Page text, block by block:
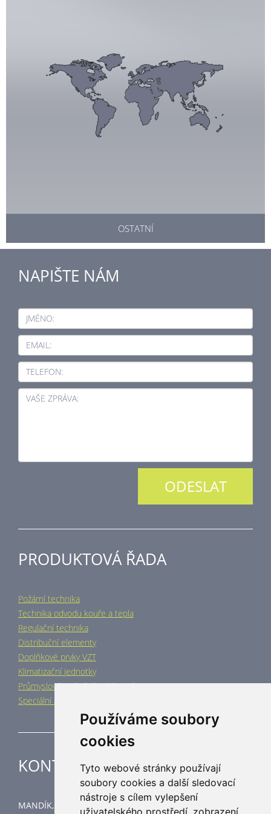
Používáme soubory
cookies
Tyto webové stránky používají
soubory cookies a další sledovací
nástroje s cílem vylepšení
uživatelského prostředí, zobrazení
OSTATNÍ
NAPIŠTE NÁM
JMÉNO:
EMAIL:
TELEFON:
VAŠE ZPRÁVA:
PRODUKTOVÁ ŘADA
Požární technika
Technika odvodu kouře a tepla
Regulační technika
Distribuční elementy
Doplňkové prvky VZT
Klimatizační jednotky
Průmyslové vytápění a chlazení
Speciální aplikace
KONTAKT
MANDÍK, a.s.